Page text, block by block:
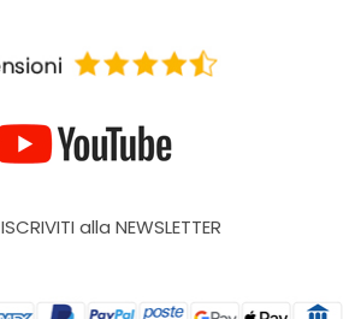
ISCRIVITI alla NEWSLETTER